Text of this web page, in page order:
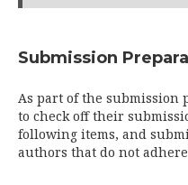
Submission
As part of the submission
to check off their
following items, and
authors that do not